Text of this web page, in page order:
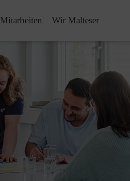
Mitarbeiten Wir Malteser